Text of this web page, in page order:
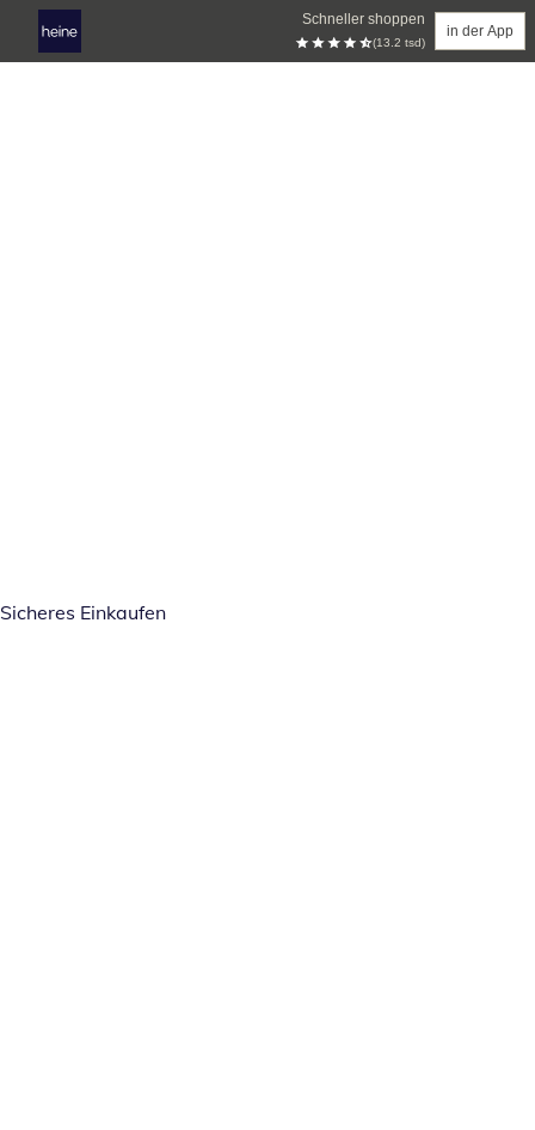
Schneller shoppen
(13.2 tsd)
in der App
Sicheres Einkaufen